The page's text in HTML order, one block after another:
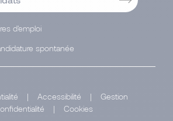
d'emploi
spontanée
| Accessibilité |
Gestion
|
Cookies